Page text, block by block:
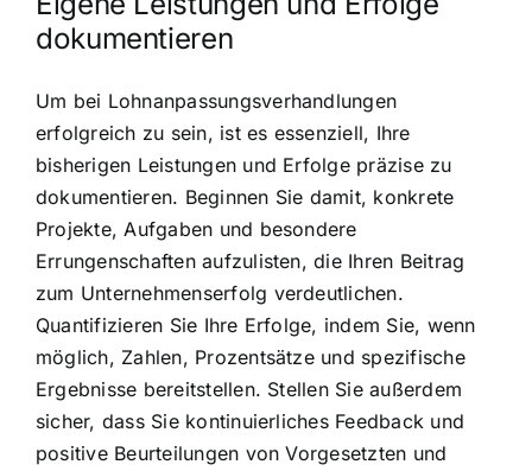
dokumentieren
Um bei Lohnanpassungsverhandlungen
erfolgreich zu sein, ist es essenziell, Ihre
bisherigen Leistungen und Erfolge präzise zu
dokumentieren. Beginnen Sie damit, konkrete
Projekte, Aufgaben und besondere
Errungenschaften aufzulisten, die Ihren Beitrag
zum Unternehmenserfolg verdeutlichen.
Quantifizieren Sie Ihre Erfolge, indem Sie, wenn
möglich, Zahlen, Prozentsätze und spezifische
Ergebnisse bereitstellen. Stellen Sie außerdem
sicher, dass Sie kontinuierliches Feedback und
positive Beurteilungen von Vorgesetzten und